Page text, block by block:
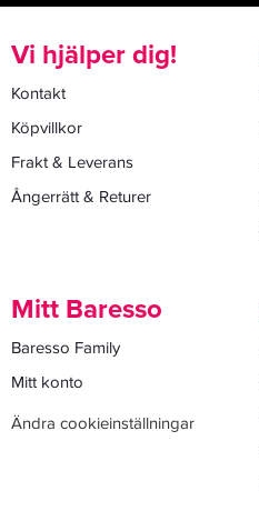
Vi hjälper dig!
Kontakt
Köpvillkor
Frakt & Leverans
Ångerrätt & Returer
Mitt Baresso
Baresso Family
Mitt konto
Ändra cookieinställningar